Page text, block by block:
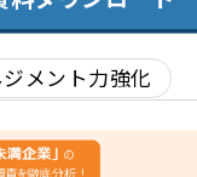
メント力強化